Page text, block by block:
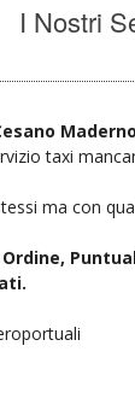
I Nostri
Maderno
taxi
ma con